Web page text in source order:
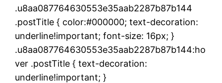
.u8aa087764630553e35aab2287b87b144
.postTitle { color:#000000; text-decoration:
underline!important; font-size: 16px; }
.u8aa087764630553e35aab2287b87b144:ho
ver .postTitle { text-decoration:
underline!important; }